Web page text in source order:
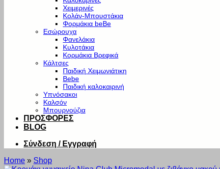
Χειμερινές
Κολάν-Μπουστάκια
Φορμάκια beBe
Εσώρουχα
Φανελάκια
Κυλοτάκια
Κορμάκια Βρεφικά
Κάλτσες
Παιδική Χειμωνιάτικη
Bebe
Παιδική καλοκαιρινή
Υπνόσακοι
Καλσόν
Μπουρνούζια
ΠΡΟΣΦΟΡΕΣ
BLOG
Σύνδεση / Εγγραφή
Home » Shop